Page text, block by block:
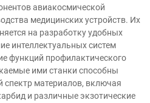
авиакосмической
медицинских устройств. Их
на разработку удобных
интеллектуальных систем
функций профилактического
ими станки способны
материалов, включая
и различные экзотические